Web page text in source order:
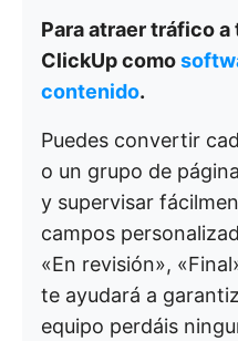
Para atraer tráfico
ClickUp como
contenido.
Puedes convertir
o un grupo de
y supervisar
campos
«En revisión»,
te ayudará a
equipo perdáis